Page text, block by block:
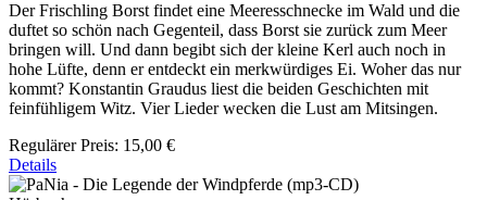
Der Frischling Borst findet eine Meeresschnecke im Wald und die
duftet so schön nach Gegenteil, dass Borst sie zurück zum Meer
bringen will. Und dann begibt sich der kleine Kerl auch noch in
hohe Lüfte, denn er entdeckt ein merkwürdiges Ei. Woher das nur
kommt? Konstantin Graudus liest die beiden Geschichten mit
feinfühligem Witz. Vier Lieder wecken die Lust am Mitsingen.
Regulärer Preis: 15,00 €
Details